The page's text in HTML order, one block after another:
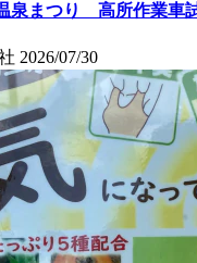
泉まつり 高所作業車
2026/07/30